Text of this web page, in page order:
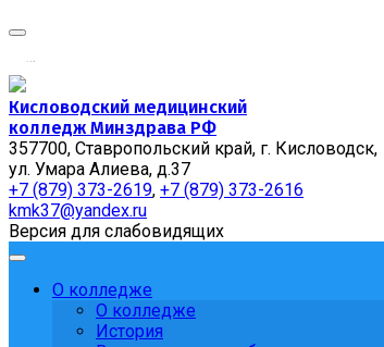
...
Кисловодский медицинский
колледж Минздрава РФ
357700, Ставропольский край, г. Кисловодск,
ул. Умара Алиева, д.37
+7 (879) 373-2619, +7 (879) 373-2616
kmk37@yandex.ru
Версия для слабовидящих
О колледже
О колледже
История